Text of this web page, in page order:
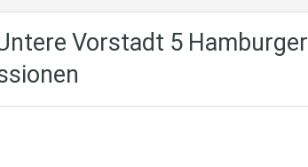
Vorstadt 5 Hamburger